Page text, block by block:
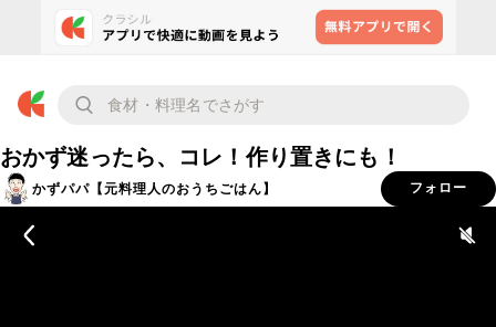
おかず迷ったら、コレ！作り置きにも！
かずパパ【元料理人のおうちごはん】 フォロー